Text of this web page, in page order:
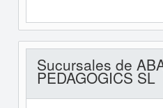
Sucursales de
PEDAGOGICS SL